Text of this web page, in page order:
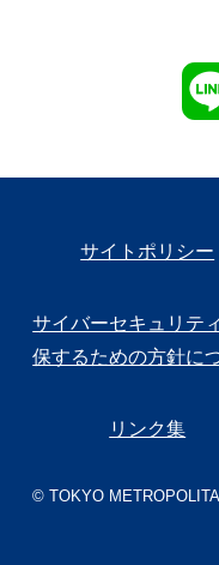
サイトポリシー
サイバーセキュリテ
保するための方針に
リンク集
© TOKYO